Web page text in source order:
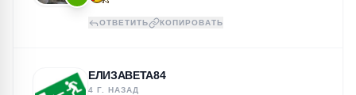
ОТВЕТИТЬ КОПИРОВАТЬ
ЕЛИЗАВЕТА84
4 Г. НАЗАД